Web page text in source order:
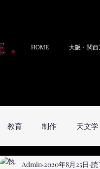
HOME 大阪・関西
教育 制作 天文学
Admin 2020年8月25日 読